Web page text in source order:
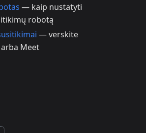
— kaip nustatyti
robotą
— verskite
Meet